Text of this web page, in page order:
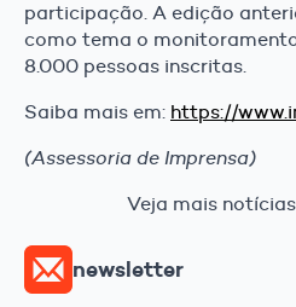
participação. A edição
como tema o
8.000 pessoas inscritas.
Saiba mais em: https://
(Assessoria de Imprensa)
Veja mais
newsletter